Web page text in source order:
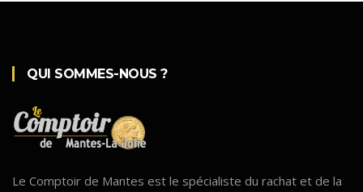
QUI SOMMES-NOUS ?
Le Comptoir de Mantes est le spécialiste du rachat et de la